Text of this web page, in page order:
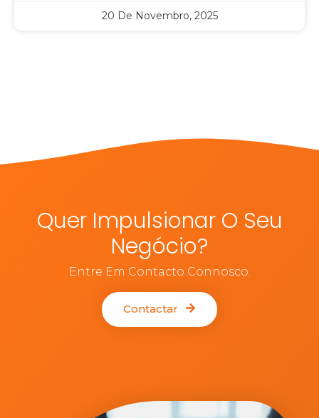
20 De Novembro, 2025
Quer Impulsionar O Seu
Negócio?
Entre Em Contacto Connosco.
Contactar